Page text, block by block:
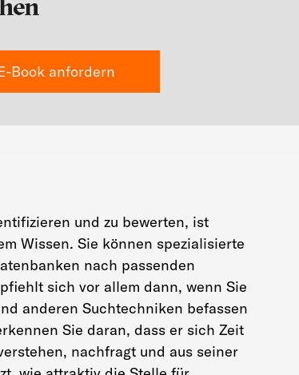
Book anfordern
und zu bewerten, ist
Wissen. Sie können spezialisierte
nach passenden
sich vor allem dann, wenn Sie
anderen Suchtechniken befassen
Sie daran, dass er sich Zeit
nachfragt und aus seiner